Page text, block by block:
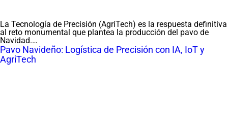
La Tecnología de Precisión (AgriTech) es la respuesta definitiva
al reto monumental que plantea la producción del pavo de
Navidad.…
Pavo Navideño: Logística de Precisión con IA, IoT y
AgriTech